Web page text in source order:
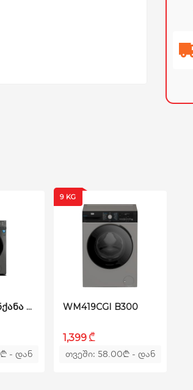
ᲡᲐᲠᲔᲪᲮᲘ ᲛᲐᲜᲥᲐᲜᲐ MF200W80WB/T
₾- დან
9 KG
WM419CGI B300
1,399 ₾
თვეში: 58.00₾- დან